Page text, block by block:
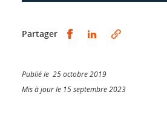
Partager Partager sur Facebook
Partager sur
Publié le 25 octobre 2019
Mis à jour le 15 septembre 2023